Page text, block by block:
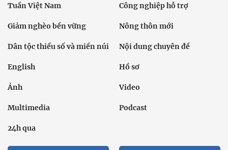
Tuần Việt Nam Công nghiệp hỗ trợ
Giảm nghèo bền vững Nông thôn mới
Dân tộc thiểu số và miền núi Nội dung chuyên đề
English Hồ sơ
Ảnh Video
Multimedia Podcast
24h qua